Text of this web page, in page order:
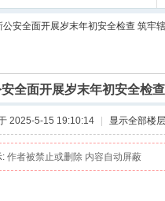
公安全面开展岁末年初安全检查 筑牢
全面开展岁末年初安全检
2025-5-15 19:10:14 显示全部楼层
: 作者被禁止或删除 内容自动屏蔽